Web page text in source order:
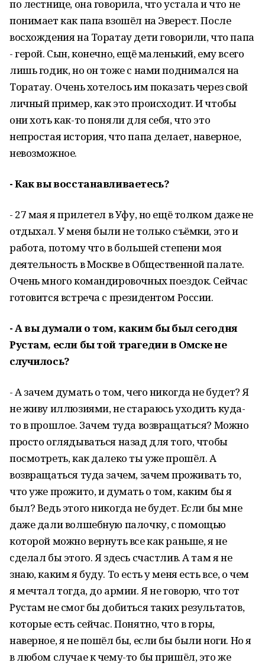
по лестнице, она говорила, что устала и что не
понимает как папа взошёл на Эверест. После
восхождения на Торатау дети говорили, что папа
- герой. Сын, конечно, ещё маленький, ему всего
лишь годик, но он тоже с нами поднимался на
Торатау. Очень хотелось им показать через свой
личный пример, как это происходит. И чтобы
они хоть как-то поняли для себя, что это
непростая история, что папа делает, наверное,
невозможное.
- Как вы восстанавливаетесь?
- 27 мая я прилетел в Уфу, но ещё толком даже не
отдыхал. У меня были не только съёмки, это и
работа, потому что в большей степени моя
деятельность в Москве в Общественной палате.
Очень много командировочных поездок. Сейчас
готовится встреча с президентом России.
- А вы думали о том, каким бы был сегодня
Рустам, если бы той трагедии в Омске не
случилось?
- А зачем думать о том, чего никогда не будет? Я
не живу иллюзиями, не стараюсь уходить куда-
то в прошлое. Зачем туда возвращаться? Можно
просто оглядываться назад для того, чтобы
посмотреть, как далеко ты уже прошёл. А
возвращаться туда зачем, зачем проживать то,
что уже прожито, и думать о том, каким бы я
был? Ведь этого никогда не будет. Если бы мне
даже дали волшебную палочку, с помощью
которой можно вернуть все как раньше, я не
сделал бы этого. Я здесь счастлив. А там я не
знаю, каким я буду. То есть у меня есть все, о чем
я мечтал тогда, до армии. Я не говорю, что тот
Рустам не смог бы добиться таких результатов,
которые есть сейчас. Понятно, что в горы,
наверное, я не пошёл бы, если бы были ноги. Но я
в любом случае к чему-то бы пришёл, это же